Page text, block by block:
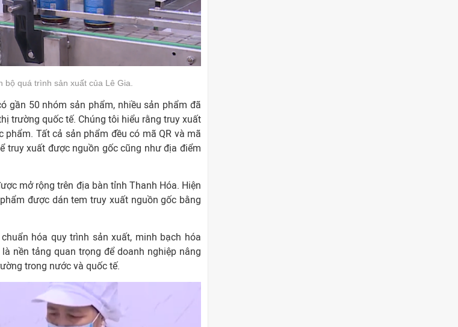
quá trình sản xuất của Lê Gia.
gần 50 nhóm sản phẩm, nhiều sản phẩm đã
trường quốc tế. Chúng tôi hiểu rằng truy xuất
Tất cả sản phẩm đều có mã QR và mã
truy xuất được nguồn gốc cũng như địa điểm
mở rộng trên địa bàn tỉnh Thanh Hóa. Hiện
được dán tem truy xuất nguồn gốc bằng
hóa quy trình sản xuất, minh bạch hóa
nền tảng quan trọng để doanh nghiệp nâng
trong nước và quốc tế.